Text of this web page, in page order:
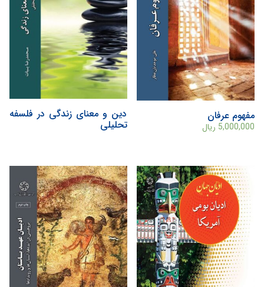
مفهوم عرفان
5,000,000 ریال
دین و معنای زندگی در فلسفه
تحلیلی